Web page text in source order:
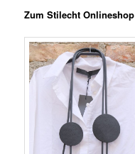
Zum Stilecht Onlineshop